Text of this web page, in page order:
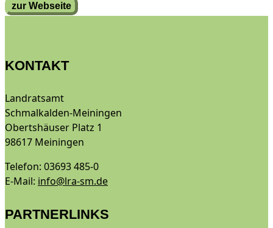
zur Webseite
KONTAKT
Landratsamt
Schmalkalden-Meiningen
Obertshäuser Platz 1
98617 Meiningen
Telefon: 03693 485-0
E-Mail: info@lra-sm.de
PARTNERLINKS